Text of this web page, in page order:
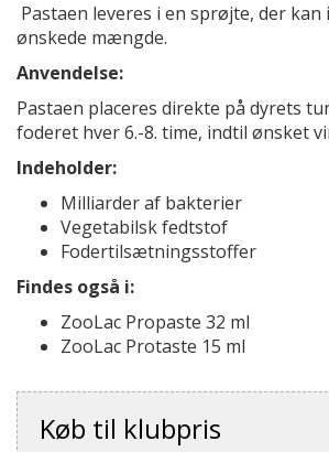
Pastaen leveres i en sprøjte, der kan
ønskede mængde.
Anvendelse:
Pastaen placeres direkte på dyrets
foderet hver 6.-8. time, indtil ønsket
Indeholder:
Milliarder af bakterier
Vegetabilsk fedtstof
Fodertilsætningsstoffer
Findes også i:
ZooLac Propaste 32 ml
ZooLac Protaste 15 ml
Køb til klubpris